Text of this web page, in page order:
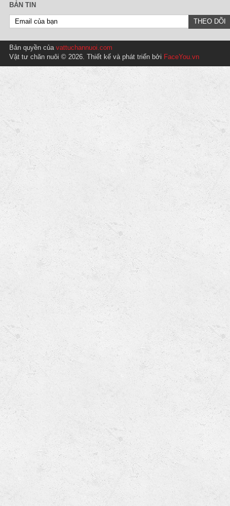
BẢN TIN
Bản quyền của vattuchannuoi.com
Vật tư chăn nuôi © 2026. Thiết kế và phát triển bởi FaceYou.vn